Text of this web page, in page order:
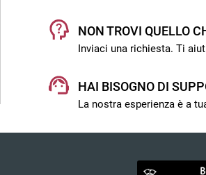
NON TROVI QUELLO
Inviaci una richiesta. Ti
HAI BISOGNO DI
La nostra esperienza è a